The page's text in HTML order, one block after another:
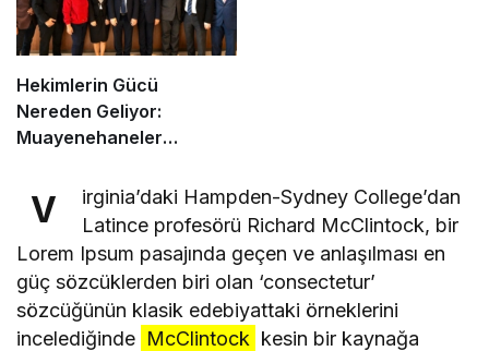
Hekimlerin Gücü
Nereden Geliyor:
Muayenehaneler
V
irginia’daki Hampden-Sydney College’dan
Latince profesörü Richard McClintock, bir
Lorem Ipsum pasajında geçen ve anlaşılması en
güç sözcüklerden biri olan ‘consectetur’
sözcüğünün klasik edebiyattaki örneklerini
incelediğinde McClintock kesin bir kaynağa